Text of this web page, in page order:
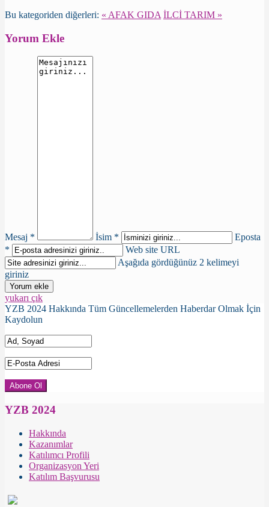
Bu kategoriden diğerleri: « AFAK GIDA İLCİ TARIM »
Yorum Ekle
Mesaj * İsim *
Eposta
*
Web site URL
Aşağıda gördüğünüz 2 kelimeyi
giriniz
yukarı çık
YZB 2024 Hakkında Tüm Güncellemelerden Haberdar Olmak İçin
Kaydolun
YZB 2024
Hakkında
Kazanımlar
Katılımcı Profili
Organizasyon Yeri
Katılım Başvurusu